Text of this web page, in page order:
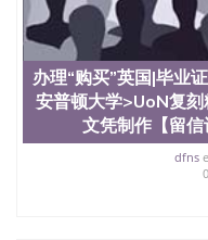
们在保证合理定价的
质和效率不断优化，
咨询顾问：Sam q/微
信:551190476办理毕
知书，雅思，留学回
公司专业制作、办理
教育部学历学位认证
文凭、假文凭假毕业
办理“购买”英国|毕业
安普顿大学>UoN复
文凭制作【留信
dfns